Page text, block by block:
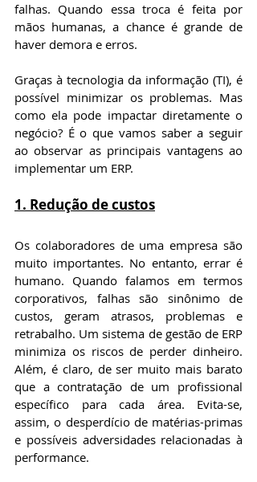
falhas. Quando essa troca é feita por
mãos humanas, a chance é grande de
haver demora e erros.
Graças à tecnologia da informação (TI), é
possível minimizar os problemas. Mas
como ela pode impactar diretamente o
negócio? É o que vamos saber a seguir
ao observar as principais vantagens ao
implementar um ERP.
1. Redução de custos
Os colaboradores de uma empresa são
muito importantes. No entanto, errar é
humano. Quando falamos em termos
corporativos, falhas são sinônimo de
custos, geram atrasos, problemas e
retrabalho. Um sistema de gestão de ERP
minimiza os riscos de perder dinheiro.
Além, é claro, de ser muito mais barato
que a contratação de um profissional
específico para cada área. Evita-se,
assim, o desperdício de matérias-primas
e possíveis adversidades relacionadas à
performance.